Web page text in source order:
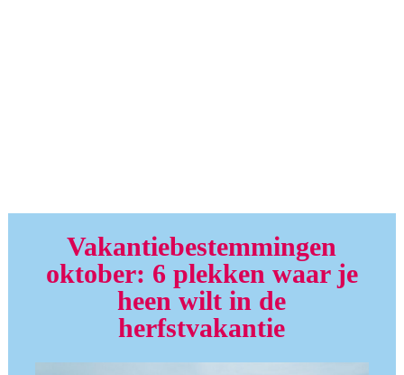
Vakantiebestemmingen
oktober: 6 plekken waar je
heen wilt in de
herfstvakantie